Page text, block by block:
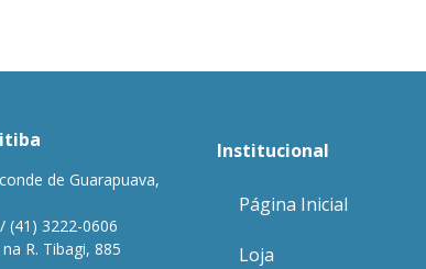
de Guarapuava,
(41) 3222-0606
R. Tibagi, 885
Institucional
Página Inicial
Loja